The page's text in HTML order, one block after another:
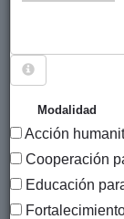
Modalidad
Acción
Cooperación
Educación